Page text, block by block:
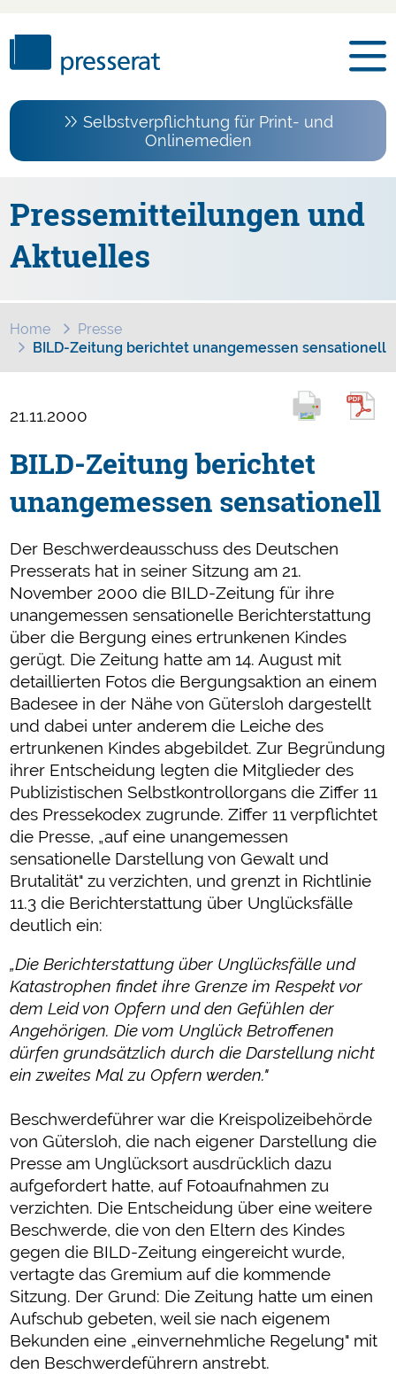
Selbstverpflichtung für Print- und
Onlinemedien
Pressemitteilungen und
Aktuelles
Home
Presse
BILD-Zeitung berichtet unangemessen sensationell
21.11.2000
BILD-Zeitung berichtet
unangemessen sensationell
Der Beschwerdeausschuss des Deutschen
Presserats hat in seiner Sitzung am 21.
November 2000 die BILD-Zeitung für ihre
unangemessen sensationelle Berichterstattung
über die Bergung eines ertrunkenen Kindes
gerügt. Die Zeitung hatte am 14. August mit
detaillierten Fotos die Bergungsaktion an einem
Badesee in der Nähe von Gütersloh dargestellt
und dabei unter anderem die Leiche des
ertrunkenen Kindes abgebildet. Zur Begründung
ihrer Entscheidung legten die Mitglieder des
Publizistischen Selbstkontrollorgans die Ziffer 11
des Pressekodex zugrunde. Ziffer 11 verpflichtet
die Presse, „auf eine unangemessen
sensationelle Darstellung von Gewalt und
Brutalität" zu verzichten, und grenzt in Richtlinie
11.3 die Berichterstattung über Unglücksfälle
deutlich ein:
„Die Berichterstattung über Unglücksfälle und
Katastrophen findet ihre Grenze im Respekt vor
dem Leid von Opfern und den Gefühlen der
Angehörigen. Die vom Unglück Betroffenen
dürfen grundsätzlich durch die Darstellung nicht
ein zweites Mal zu Opfern werden."
Beschwerdeführer war die Kreispolizeibehörde
von Gütersloh, die nach eigener Darstellung die
Presse am Unglücksort ausdrücklich dazu
aufgefordert hatte, auf Fotoaufnahmen zu
verzichten. Die Entscheidung über eine weitere
Beschwerde, die von den Eltern des Kindes
gegen die BILD-Zeitung eingereicht wurde,
vertagte das Gremium auf die kommende
Sitzung. Der Grund: Die Zeitung hatte um einen
Aufschub gebeten, weil sie nach eigenem
Bekunden eine „einvernehmliche Regelung" mit
den Beschwerdeführern anstrebt.